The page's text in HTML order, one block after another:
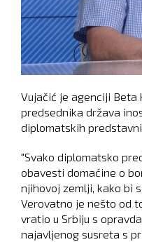
Vujačić je agenciji Beta
predsednika država
diplomatskih
"Svako diplomatsko
obavesti domaćine o
njihovoj zemlji, kako bi
Verovatno je nešto od
vratio u Srbiju s
najavljenog susreta s